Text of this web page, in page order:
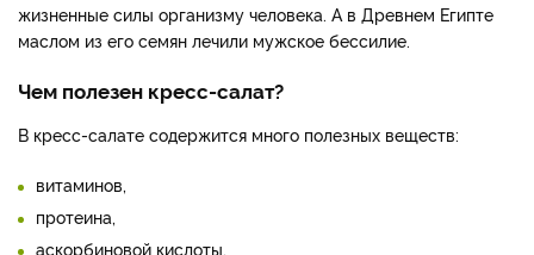
жизненные силы организму человека. А в Древнем Египте
маслом из его семян лечили мужское бессилие.
Чем полезен кресс-салат?
В кресс-салате содержится много полезных веществ:
витаминов,
протеина,
аскорбиновой кислоты,